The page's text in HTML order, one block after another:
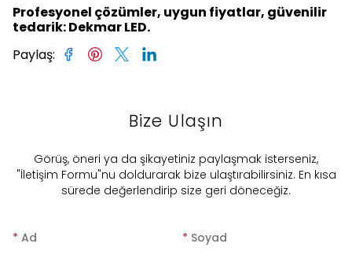
Profesyonel çözümler, uygun fiyatlar, güvenilir
tedarik: Dekmar LED.
Paylaş:
Bize Ulaşın
​Görüş, öneri ya da şikayetiniz paylaşmak isterseniz,
"İletişim Formu"nu doldurarak bize ulaştırabilirsiniz. En kısa
sürede değerlendirip size geri döneceğiz.
* Ad * Soyad